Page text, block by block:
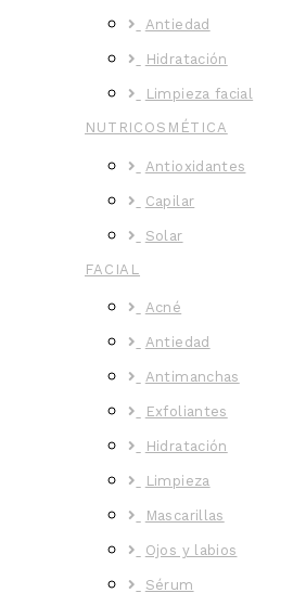
Antiedad
Hidratación
Limpieza facial
NUTRICOSMÉTICA
Antioxidantes
Capilar
Solar
FACIAL
Acné
Antiedad
Antimanchas
Exfoliantes
Hidratación
Limpieza
Mascarillas
Ojos y labios
Sérum